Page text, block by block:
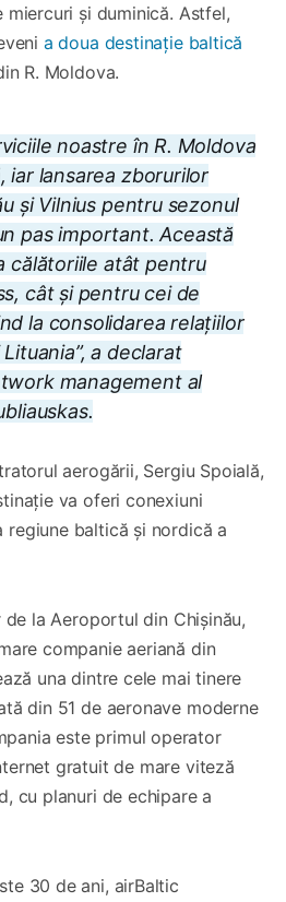
miercuri și duminică. Astfel,
a doua destinație baltică
R. Moldova.
noastre în R. Moldova
iar lansarea zborurilor
și Vilnius pentru sezonul
pas important. Această
călătoriile atât pentru
cât și pentru cei de
la consolidarea relațiilor
a declarat
management al
aerogării, Sergiu Spoială,
va oferi conexiuni
baltică și nordică a
la Aeroportul din Chișinău,
companie aeriană din
una dintre cele mai tinere
din 51 de aeronave moderne
este primul operator
gratuit de mare viteză
cu planuri de echipare a
30 de ani, airBaltic